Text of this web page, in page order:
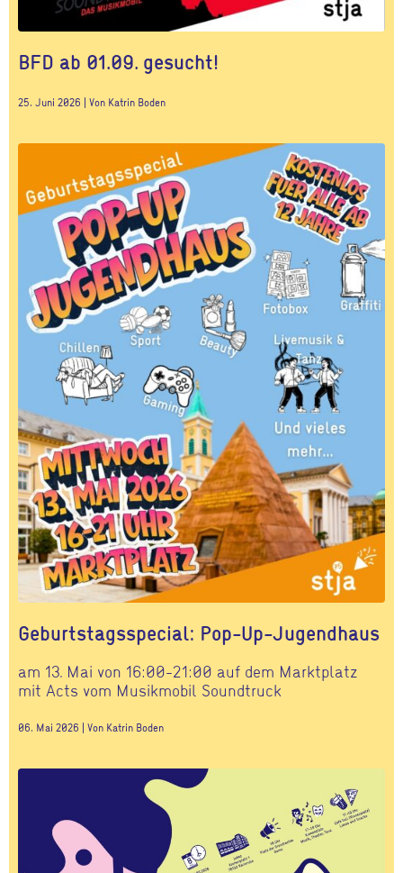
BFD ab 01.09. gesucht!
25. Juni 2026 | Von Katrin Boden
Geburtstagsspecial: Pop-Up-Jugendhaus
am 13. Mai von 16:00-21:00 auf dem Marktplatz
mit Acts vom Musikmobil Soundtruck
06. Mai 2026 | Von Katrin Boden